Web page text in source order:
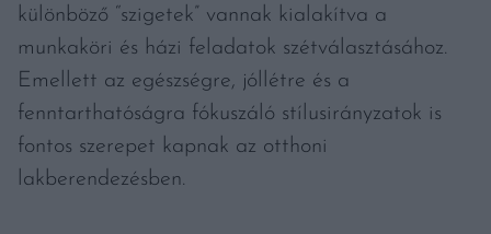
különböző “szigetek” vannak kialakítva a
munkaköri és házi feladatok szétválasztásához.
Emellett az egészségre, jóllétre és a
fenntarthatóságra fókuszáló stílusirányzatok is
fontos szerepet kapnak az otthoni
lakberendezésben.